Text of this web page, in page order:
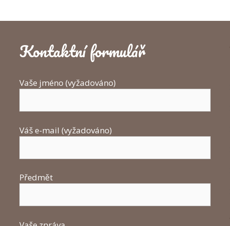
Kontaktní formulář
Vaše jméno (vyžadováno)
Váš e-mail (vyžadováno)
Předmět